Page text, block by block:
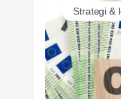
30. juli.
aftryk på
regeringen til
reducere det
kommende
Strategi &